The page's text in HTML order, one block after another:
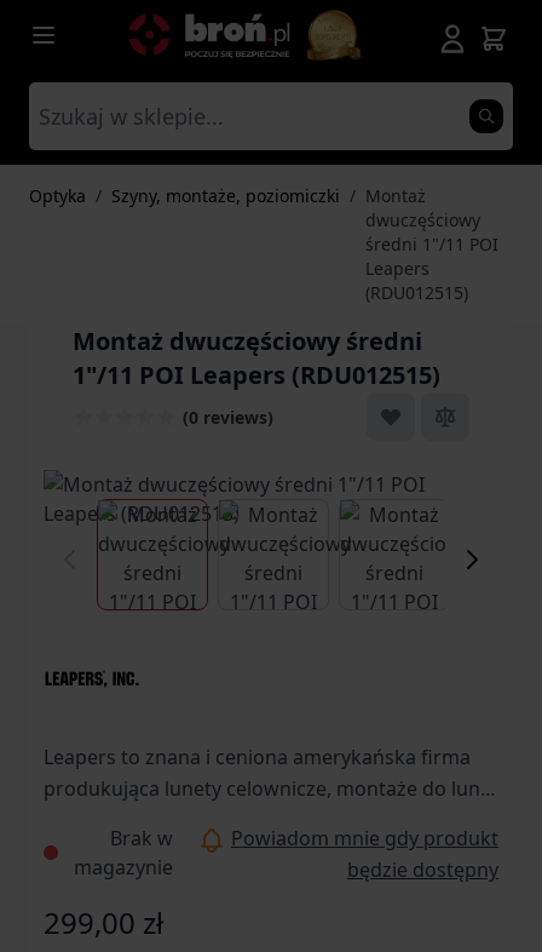
Przejdź do treści
Optyka / Szyny, montaże, poziomiczki / Montaż
dwuczęściowy
średni 1"/11 POI
Leapers
(RDU012515)
Montaż dwuczęściowy średni
1"/11 POI Leapers (RDU012515)
(0 reviews)
View larger imageView larger imageView larger
Leapers to znana i ceniona amerykańska firma
produkująca lunety celownicze, montaże do lunet
Brak w
magazynie
Powiadom mnie gdy produkt
będzie dostępny
299,00 zł